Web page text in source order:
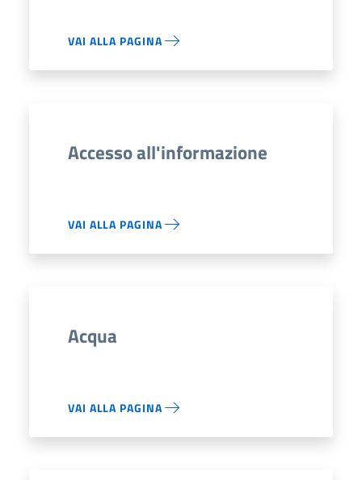
VAI ALLA PAGINA
Accesso all'informazione
VAI ALLA PAGINA
Acqua
VAI ALLA PAGINA